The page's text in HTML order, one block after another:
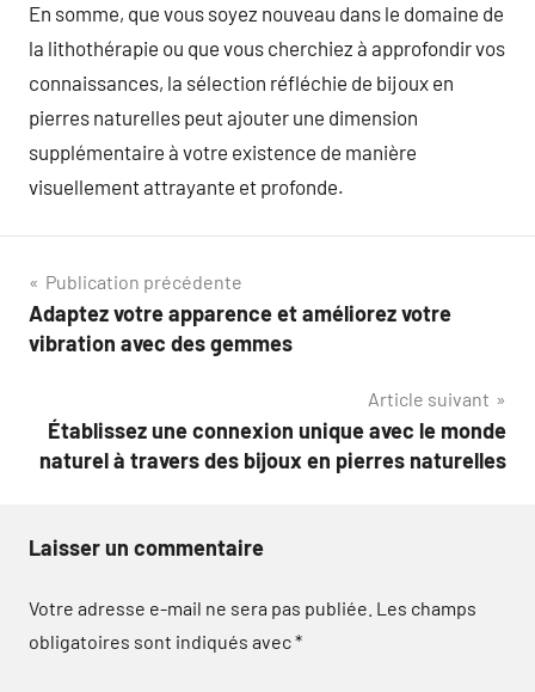
En somme, que vous soyez nouveau dans le domaine de
la lithothérapie ou que vous cherchiez à approfondir vos
connaissances, la sélection réfléchie de bijoux en
pierres naturelles peut ajouter une dimension
supplémentaire à votre existence de manière
visuellement attrayante et profonde.
Navigation
de
Publication précédente
Adaptez votre apparence et améliorez votre
vibration avec des gemmes
Article suivant
Établissez une connexion unique avec le monde
naturel à travers des bijoux en pierres naturelles
Laisser un commentaire
Votre adresse e-mail ne sera pas publiée. Les champs
obligatoires sont indiqués avec*